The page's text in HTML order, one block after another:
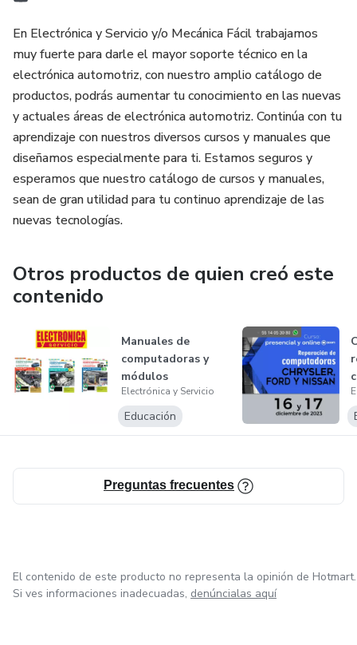
— Motor de arranque y alternador
— Sistema de frenos ABS
— Red local
— Tablero o cuadro de instrumentos
— Módulo de control i-Motion
o Banda del alternador
En Electrónica y Servicio y/o Mecánica Fácil trabajamos
muy fuerte para darle el mayor soporte técnico en la
electrónica automotriz, con nuestro amplio catálogo de
productos, podrás aumentar tu conocimiento en las nuevas
y actuales áreas de electrónica automotriz. Continúa con tu
aprendizaje con nuestros diversos cursos y manuales que
diseñamos especialmente para ti. Estamos seguros y
esperamos que nuestro catálogo de cursos y manuales,
sean de gran utilidad para tu continuo aprendizaje de las
nuevas tecnologías.
Otros productos de quien creó este
contenido
Manuales de
computadoras y
módulos
automotrices 34,35
y 36
Electrónica y Servicio
Educación
Preguntas frecuentes
El contenido de este producto no representa la opinión de Hotmart.
Si ves informaciones inadecuadas, denúncialas aquí